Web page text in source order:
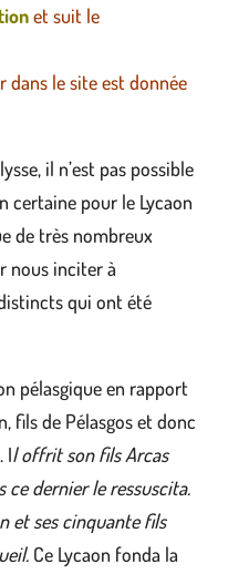
et suit le
dans le site est donnée
il n’est pas possible
certaine pour le Lycaon
de très nombreux
nous inciter à
qui ont été
pélasgique en rapport
fils de Pélasgos et donc
Il offrit son fils Arcas
ce dernier le ressuscita.
et ses cinquante fils
Ce Lycaon fonda la